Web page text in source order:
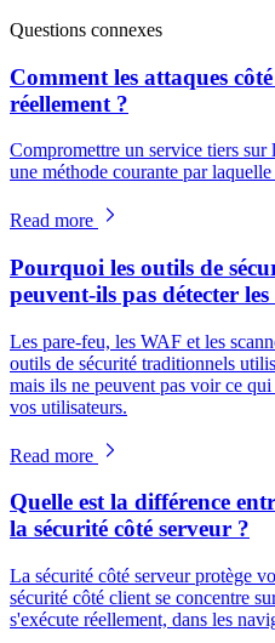
Questions connexes
Comment les attaques
réellement ?
Compromettre un service tiers sur
une méthode courante par
Read more
Pourquoi les outils de
peuvent-ils pas détecter
Les pare-feu, les WAF et les
outils de sécurité traditionnels
mais ils ne peuvent pas voir ce qui
vos utilisateurs.
Read more
Quelle est la différence
la sécurité côté serveur ?
La sécurité côté serveur protège
sécurité côté client se concentre
s'exécute réellement, dans les